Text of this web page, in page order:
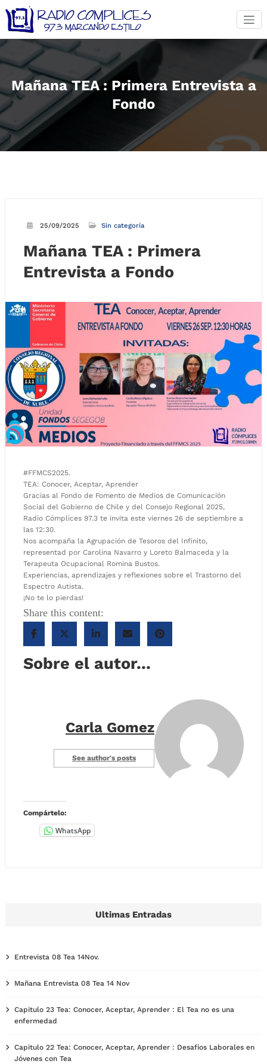
contenido
Mañana TEA : Primera Entrevista a
Fondo
25/09/2025 Sin categoría
Mañana TEA : Primera
Entrevista a Fondo
#FFMCS2025.
TEA: Conocer, Aceptar, Aprender
Gracias al Fondo de Fomento de Medios de Comunicación
Social del Gobierno de Chile y del Consejo Regional 2025,
Radio Cómplices 97.3 te invita este viernes 26 de septiembre a
las 12:30.
Nos acompaña la Agrupación de Tesoros del Infinito,
representad por Carolina Navarro y Loreto Balmaceda y la
Terapeuta Ocupacional Romina Bustos.
Experiencias, aprendizajes y reflexiones sobre el Trastorno del
Espectro Autista.
¡No te lo pierdas!
Share this content:
Sobre el autor...
Carla Gomez
See author's posts
Compártelo:
WhatsApp
Ultimas Entradas
Entrevista 08 Tea 14Nov.
Mañana Entrevista 08 Tea 14 Nov
Capitulo 23 Tea: Conocer, Aceptar, Aprender : El Tea no es una
enfermedad
Capitulo 22 Tea: Conocer, Aceptar, Aprender : Desafíos Laborales en
Jóvenes con Tea